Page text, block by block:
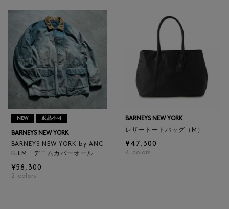
NEW 返品不可
BARNEYS NEW YORK
BARNEYS NEW YORK by ANC
ELLM デニムカバーオール
¥58,300
2 colors
BARNEYS NEW YORK
レザートートバッグ（M）
¥47,300
4 colors